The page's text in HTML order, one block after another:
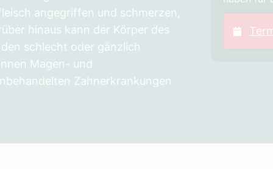
angegriffen und schmerzen,
hinaus kann der Körper des
schlecht oder gänzlich
Magen- und
Zahnerkrankungen